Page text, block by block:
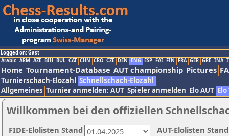
Logged on: Gast
Arabic ARM AZE BIH BUL CAT CHN CRO CZE DEN ENG ESP FAI FIN FRA GER GRE INA
Home Tournament-Database AUT championship Pictures
Turnierschach-Elozahl Schnellschach-Elozahl
Allgemeines Turnier anmelden: AUT Spieler anmelden Elo AUT
Willkommen bei den offiziellen
AUT-Elolisten
FIDE-Elolisten Stand